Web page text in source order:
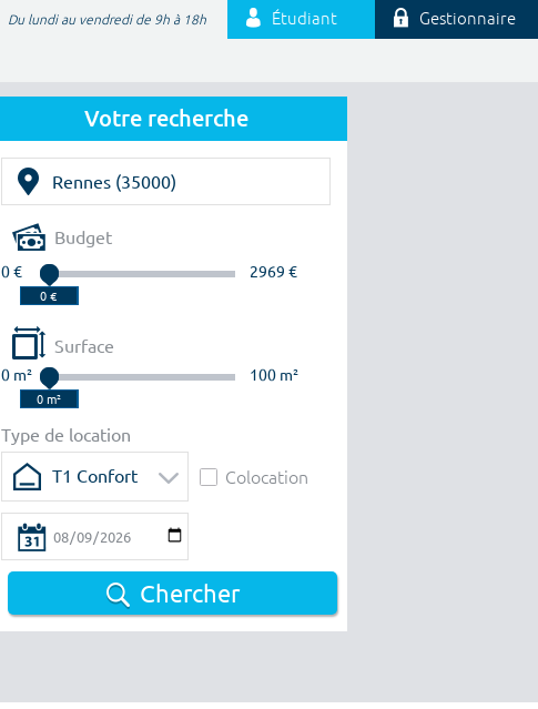
Du lundi au vendredi de 9h à 18h Étudiant Gestionnaire
Votre recherche
Budget
0 € 2969 €
Surface
0 m² 100 m²
Type de location
T1 Confort
Colocation
Chercher